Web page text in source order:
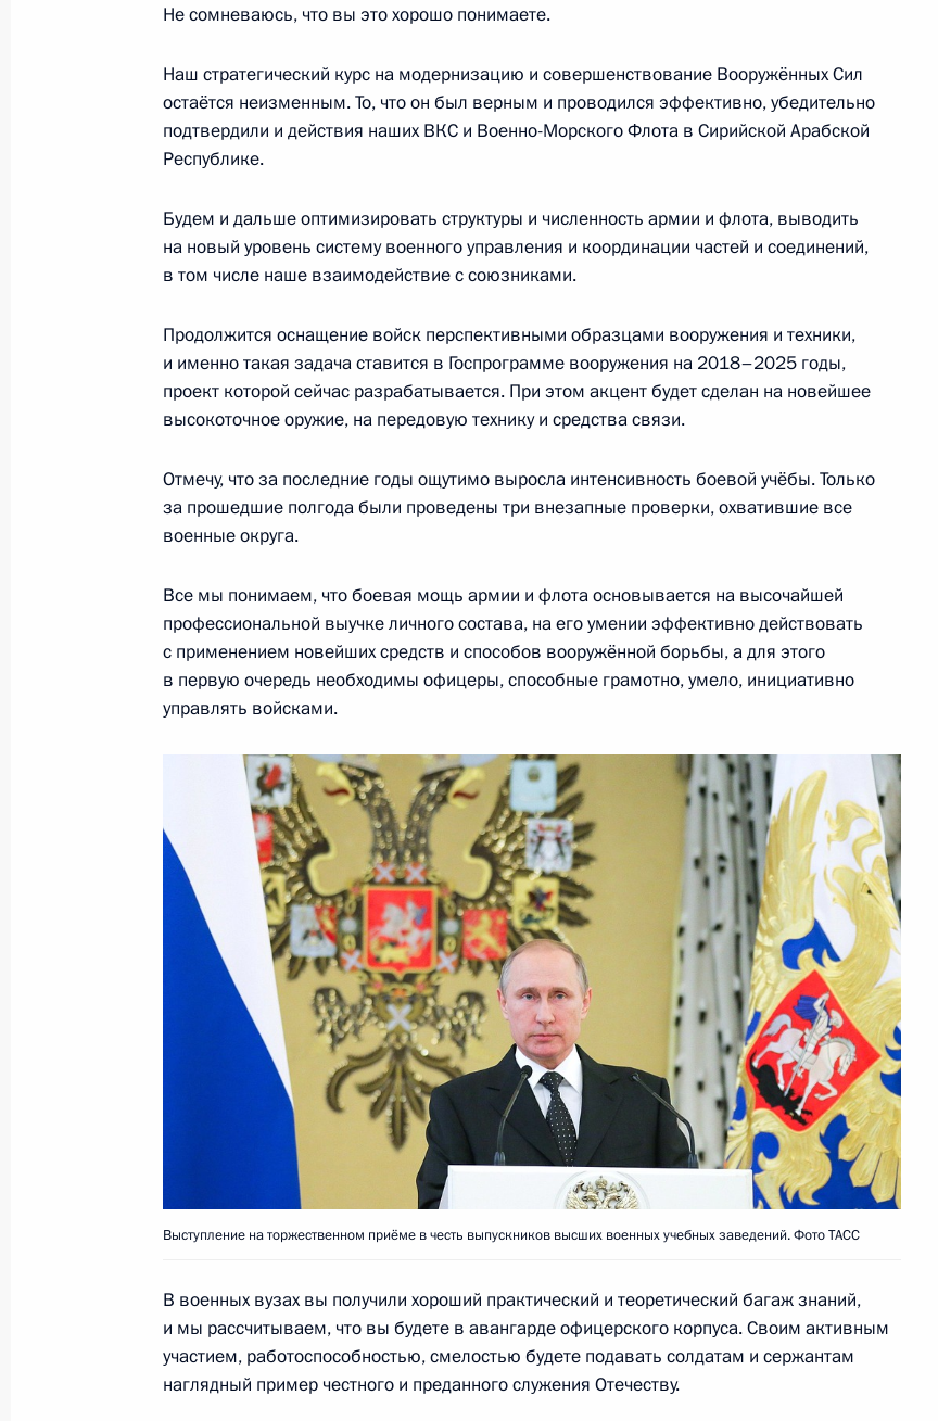
29 июня 2016 года, 12:00 Москва
28 июня 2016 года, вторник
Заседание Военно-промышленной комиссии
для назначения на должность судьи Верховного Суда
28 июня 2016 года, 16:00
28 июня 2016 года, 13:50 Москва, Кремль
27 июня 2016 года, понедельник
Владимиром Путиным получено послание Президента Турции
Реджепа Тайипа Эрдогана
27 июня 2016 года, 15:55
Съезд партии «Единая Россия»
27 июня 2016 года, 15:20 Москва
30 июня Президент выступит на совещании послов и постпредов
России
27 июня 2016 года, 15:15
1 июля Владимир Путин посетит Финляндию
27 июня 2016 года, 14:02
Российско-китайские переговоры
25 июня 2016 года, 16:00 Пекин
22
Не сомневаюсь, что вы это хорошо понимаете.
Наш стратегический курс на модернизацию и совершенствование Вооружённых Сил
остаётся неизменным. То, что он был верным и проводился эффективно, убедительно
подтвердили и действия наших ВКС и Военно-Морского Флота в Сирийской Арабской
Республике.
Будем и дальше оптимизировать структуры и численность армии и флота, выводить
на новый уровень систему военного управления и координации частей и соединений,
в том числе наше взаимодействие с союзниками.
Продолжится оснащение войск перспективными образцами вооружения и техники,
и именно такая задача ставится в Госпрограмме вооружения на 2018–2025 годы,
проект которой сейчас разрабатывается. При этом акцент будет сделан на новейшее
высокоточное оружие, на передовую технику и средства связи.
Отмечу, что за последние годы ощутимо выросла интенсивность боевой учёбы. Только
за прошедшие полгода были проведены три внезапные проверки, охватившие все
военные округа.
Все мы понимаем, что боевая мощь армии и флота основывается на высочайшей
профессиональной выучке личного состава, на его умении эффективно действовать
с применением новейших средств и способов вооружённой борьбы, а для этого
в первую очередь необходимы офицеры, способные грамотно, умело, инициативно
управлять войсками.
Выступление на торжественном приёме в честь выпускников высших военных учебных заведений. Фото ТАСС
В военных вузах вы получили хороший практический и теоретический багаж знаний,
и мы рассчитываем, что вы будете в авангарде офицерского корпуса. Своим активным
участием, работоспособностью, смелостью будете подавать солдатам и сержантам
наглядный пример честного и преданного служения Отечеству.